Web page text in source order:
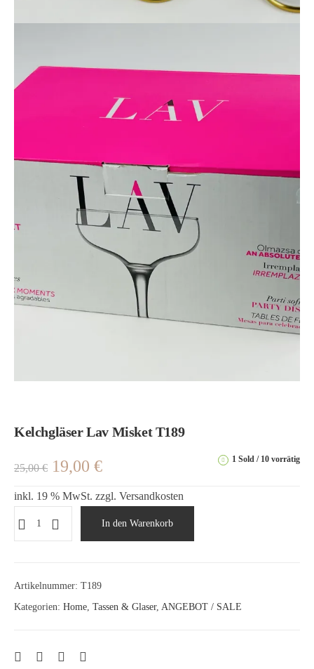
Kelchgläser Lav Misket T189
1 Sold 10 vorrätig
25,00€ 19,00 €
inkl. 19 % MwSt. zzgl. Versandkosten
In den Warenkorb
Artikelnummer: T189
Kategorien: Home, Tassen & Glaser, ANGEBOT / SALE